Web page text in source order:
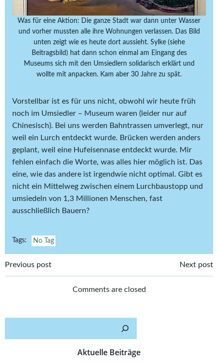
Was für eine Aktion: Die ganze Stadt war dann unter Wasser
und vorher mussten alle ihre Wohnungen verlassen. Das Bild
unten zeigt wie es heute dort aussieht. Sylke (siehe
Beitragsbild) hat dann schon einmal am Eingang des
Museums sich mit den Umsiedlern solidarisch erklärt und
wollte mit anpacken. Kam aber 30 Jahre zu spät.
Vorstellbar ist es für uns nicht, obwohl wir heute früh
noch im Umsiedler – Museum waren (leider nur auf
Chinesisch). Bei uns werden Bahntrassen umverlegt, nur
weil ein Lurch entdeckt wurde. Brücken werden anders
geplant, weil eine Hufeisennase entdeckt wurde. Mir
fehlen einfach die Worte, was alles hier möglich ist. Das
eine, wie das andere ist irgendwie nicht optimal. Gibt es
nicht ein Mittelweg zwischen einem Lurchbaustopp und
umsiedeln von 1,3 Millionen Menschen, fast
ausschließlich Bauern?
Tags: No Tag
Post
navigation
Previous post
navigation
Next post
Comments are closed
Aktuelle Beiträge